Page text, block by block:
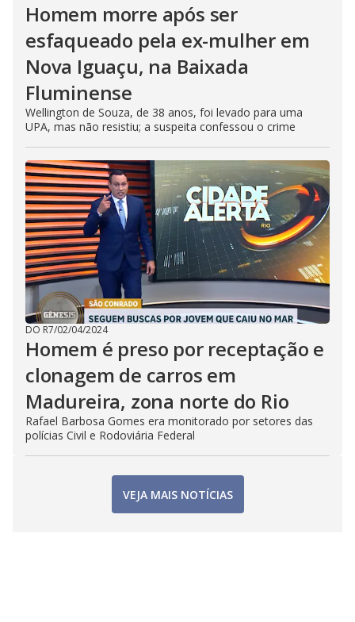
Homem morre após ser
esfaqueado pela ex-mulher em
Nova Iguaçu, na Baixada
Fluminense
Wellington de Souza, de 38 anos, foi levado para uma
UPA, mas não resistiu; a suspeita confessou o crime
DO R7/02/04/2024
Homem é preso por receptação e
clonagem de carros em
Madureira, zona norte do Rio
Rafael Barbosa Gomes era monitorado por setores das
polícias Civil e Rodoviária Federal
VEJA MAIS NOTÍCIAS